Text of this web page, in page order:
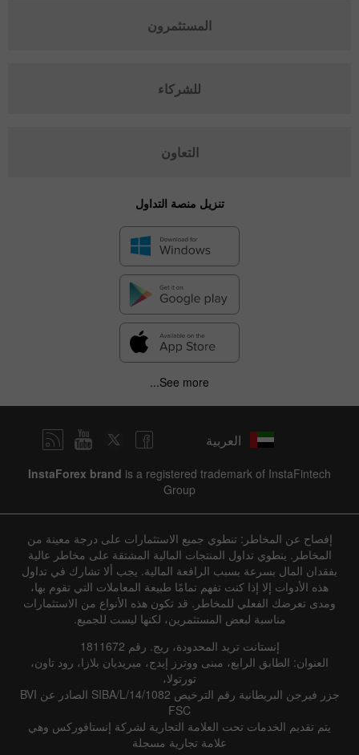
المستثمرون
للشركاء
التعاون
تنزيل منصة التداول
See more...
العربية
InstaForex brand is a registered trademark of InstaFintech
Group
إفصاح عن المخاطر: تنطوي جميع الاستثمارات على درجة معينة من
المخاطر. ينطوي تداول المنتجات المالية المشتقة على مخاطر عالية
بفقدان المال بسرعة بسبب الرافعة المالية. يجب ألا تشارك في تداول
هذه الأدوات إلا إذا كنت تفهم تمامًا طبيعة المعاملات التي تقوم بها،
ومدى تعرضك الفعلي للمخاطر. قد تكون هذه الأنواع من الاستثمارات
مناسبة لبعض المستثمرين، لكنها ليست للجميع.
إنستانت تريد المحدودة، ريج. رقم 1811672
العنوان: الطابق الرابع، مبنى ووترز إيدج، ميريديان بلازا، رود تاون،
تورتولا،
جزر فيرجن البريطانية رقم الترخيص SIBA/L/14/1082 الصادر عن BVI
FSC
يتم تقديم الخدمات تحت العلامة التجارية لشركة إنستافوركس وهي
علامة تجارية مسجلة